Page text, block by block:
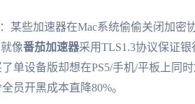
某些加速器在Mac系统偷偷关闭加密
像番茄加速器采用TLS1.3协议保证
单设备版却想在PS5/手机/平板上同
员开黑成本直降80%。